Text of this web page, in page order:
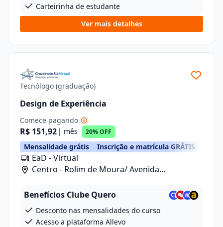
Carteirinha de estudante
Ver mais detalhes
Tecnólogo (graduação)
Design de Experiência
Comece pagando
R$ 151,92 | mês 20% OFF
Mensalidade grátis Inscrição e matrícula GRÁTIS
EaD - Virtual
Centro - Rolim de Moura/ Avenida
Benefícios Clube Quero
Desconto nas mensalidades do curso
Acesso a plataforma Allevo